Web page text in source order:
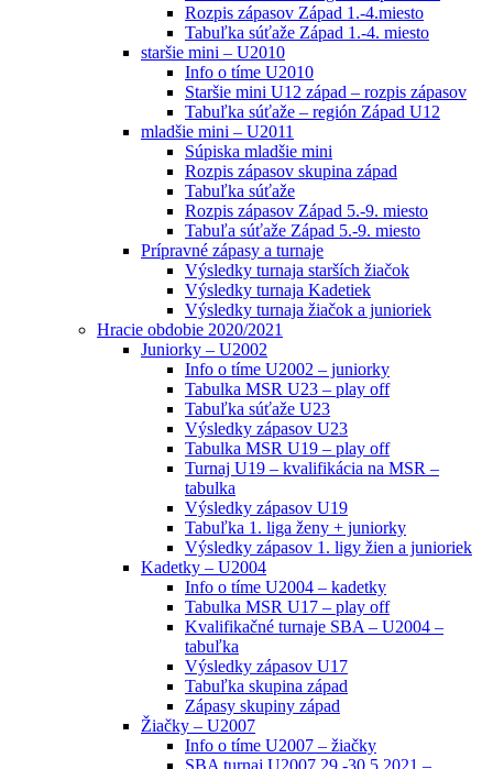
Rozpis zápasov Západ 1.-4.miesto
Tabuľka súťaže Západ 1.-4. miesto
staršie mini – U2010
Info o tíme U2010
Staršie mini U12 západ – rozpis zápasov
Tabuľka súťaže – región Západ U12
mladšie mini – U2011
Súpiska mladšie mini
Rozpis zápasov skupina západ
Tabuľka súťaže
Rozpis zápasov Západ 5.-9. miesto
Tabuľa súťaže Západ 5.-9. miesto
Prípravné zápasy a turnaje
Výsledky turnaja starších žiačok
Výsledky turnaja Kadetiek
Výsledky turnaja žiačok a junioriek
Hracie obdobie 2020/2021
Juniorky – U2002
Info o tíme U2002 – juniorky
Tabulka MSR U23 – play off
Tabuľka súťaže U23
Výsledky zápasov U23
Tabulka MSR U19 – play off
Turnaj U19 – kvalifikácia na MSR –
tabulka
Výsledky zápasov U19
Tabuľka 1. liga ženy + juniorky
Výsledky zápasov 1. ligy žien a junioriek
Kadetky – U2004
Info o tíme U2004 – kadetky
Tabulka MSR U17 – play off
Kvalifikačné turnaje SBA – U2004 –
tabuľka
Výsledky zápasov U17
Tabuľka skupina západ
Zápasy skupiny západ
Žiačky – U2007
Info o tíme U2007 – žiačky
SBA turnaj U2007 29.-30.5.2021 –